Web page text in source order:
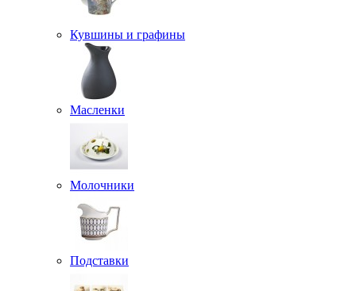
Кувшины и графины
Масленки
Молочники
Подставки